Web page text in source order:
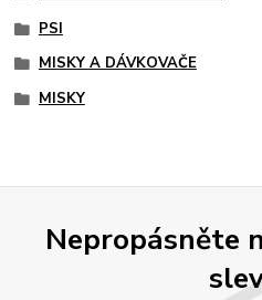
PSI
MISKY A DÁVKOVAČE
MISKY
Nepropásněte